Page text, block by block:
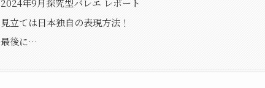
2024年9月探究型バレエ レポート
見立ては日本独自の表現方法！
最後に…